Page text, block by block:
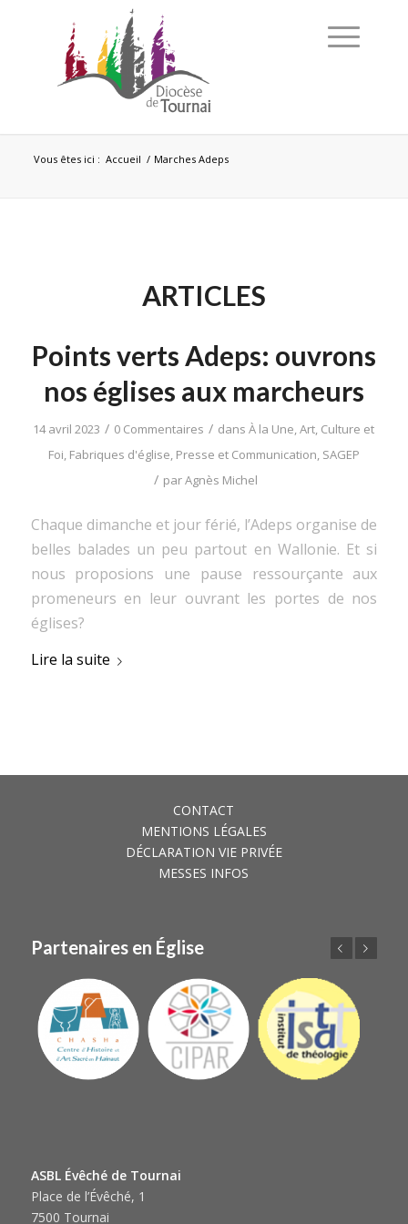
Vous êtes ici : Accueil / Marches Adeps
ARTICLES
Points verts Adeps: ouvrons
nos églises aux marcheurs
14 avril 2023 / 0 Commentaires / dansÀ la Une,Art, Culture et
Foi, Fabriques d'église, Presse et Communication, SAGEP
/ parAgnès Michel
Chaque dimanche et jour férié, l’Adeps organise de
belles balades un peu partout en Wallonie. Et si
nous proposions une pause ressourçante aux
promeneurs en leur ouvrant les portes de nos
églises?
Lire la suite
CONTACT
MENTIONS LÉGALES
DÉCLARATION VIE PRIVÉE
MESSES INFOS
Partenaires en Église
ASBL Évêché de Tournai
Place de l’Évêché, 1
7500 Tournai